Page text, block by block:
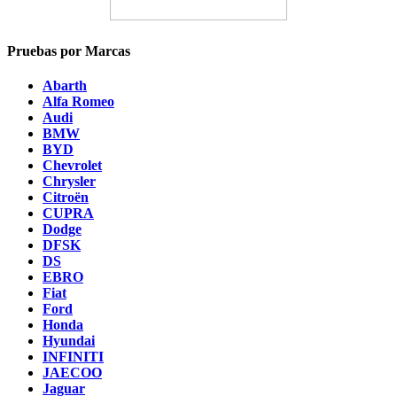
Pruebas por Marcas
Abarth
Alfa Romeo
Audi
BMW
BYD
Chevrolet
Chrysler
Citroën
CUPRA
Dodge
DFSK
DS
EBRO
Fiat
Ford
Honda
Hyundai
INFINITI
JAECOO
Jaguar